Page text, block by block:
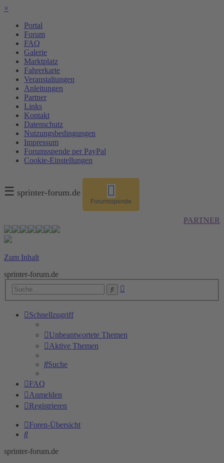
×
Portal
Forum
FAQ
Galerie
Marktplatz
Fahrerkarte
Veranstaltungen
Anleitungen
Partner
Links
Kontakt
Datenschutz
Nutzungsbedingungen
Impressum
Forumsspende per PayPal
Cookie-Einstellungen
☰ sprinter-forum.de
Forumsspende
PARTNER
Zum Inhalt
sprinter-forum.de
Suche
Schnellzugriff
Unbeantwortete Themen
Aktive Themen
Suche
FAQ
Anmelden
Registrieren
Foren-Übersicht
Suche
sprinter-forum.de